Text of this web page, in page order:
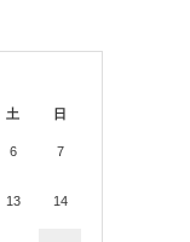
土 日
6 7
13 14